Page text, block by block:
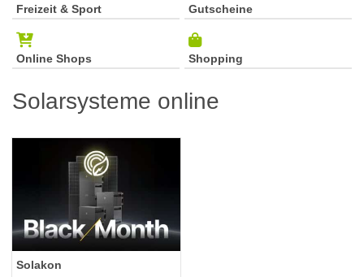
Freizeit & Sport Gutscheine
Online Shops Shopping
Solarsysteme online
Solakon